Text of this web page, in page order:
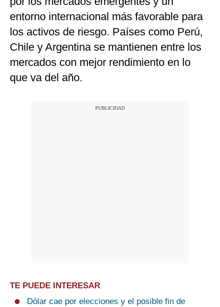
entorno internacional más favorable para
los activos de riesgo. Países como Perú,
Chile y Argentina se mantienen entre los
mercados con mejor rendimiento en lo
que va del año.
TE PUEDE INTERESAR
Dólar cae por elecciones y el posible fin de